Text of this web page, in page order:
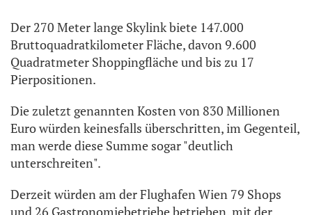
Der 270 Meter lange Skylink biete 147.000
Bruttoquadratkilometer Fläche, davon 9.600
Quadratmeter Shoppingfläche und bis zu 17
Pierpositionen.
Die zuletzt genannten Kosten von 830 Millionen
Euro würden keinesfalls überschritten, im Gegenteil,
man werde diese Summe sogar "deutlich
unterschreiten".
Derzeit würden am der Flughafen Wien 79 Shops
und 26 Gastronomiebetriebe betrieben, mit der